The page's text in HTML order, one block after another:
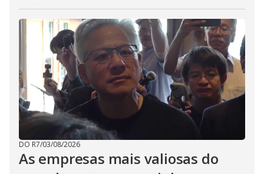
DO R7/03/08/2026
As empresas mais valiosas do